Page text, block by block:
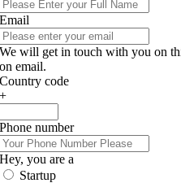
Email
We will get in touch with you on
on email.
Country code
+
Phone number
Hey, you are a
Startup